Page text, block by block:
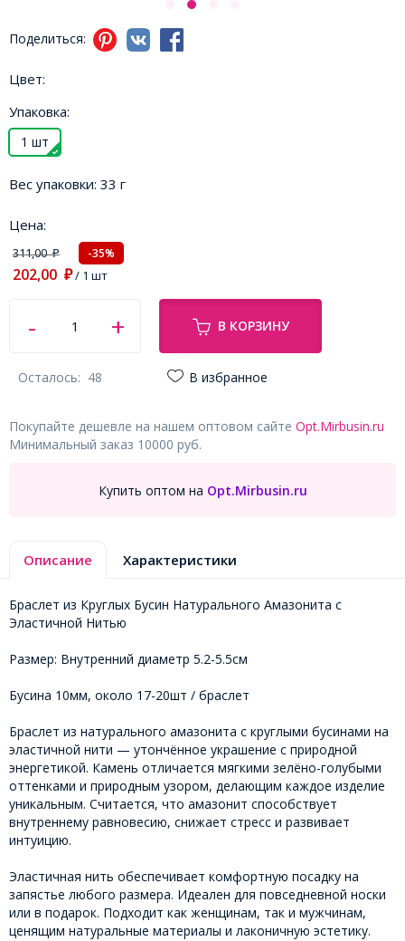
Поделиться:
Цвет:
Упаковка:
1 шт
Вес упаковки: 33 г
Цена:
311,00₽ -35%
202,00 ₽/ 1 шт
В КОРЗИНУ
Осталось: 48 В избранное
Покупайте дешевле на нашем оптовом сайте Opt.Mirbusin.ru
Минимальный заказ 10000 руб.
Купить оптом на Opt.Mirbusin.ru
Описание Характеристики
Браслет из Круглых Бусин Натурального Амазонита с
Эластичной Нитью
Размер: Внутренний диаметр 5.2-5.5см
Бусина 10мм, около 17-20шт / браслет
Браслет из натурального амазонита с круглыми бусинами на
эластичной нити — утончённое украшение с природной
энергетикой. Камень отличается мягкими зелёно-голубыми
оттенками и природным узором, делающим каждое изделие
уникальным. Считается, что амазонит способствует
внутреннему равновесию, снижает стресс и развивает
интуицию.
Эластичная нить обеспечивает комфортную посадку на
запястье любого размера. Идеален для повседневной носки
или в подарок. Подходит как женщинам, так и мужчинам,
ценящим натуральные материалы и лаконичную эстетику.